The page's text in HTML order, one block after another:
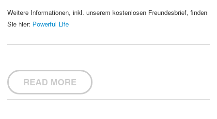
Weitere Informationen, inkl. unserem kostenlosen Freundesbrief, finden
Sie hier: Powerful Life
READ MORE